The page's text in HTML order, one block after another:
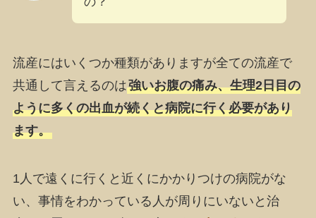
流産にはいくつか種類がありますが全ての流産で
共通して言えるのは強いお腹の痛み、生理2日目の
ように多くの出血が続くと病院に行く必要があり
ます。
1人で遠くに行くと近くにかかりつけの病院がな
い、事情をわかっている人が周りにいないと治